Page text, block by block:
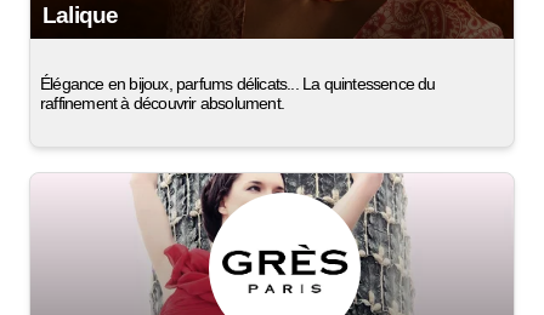
Lalique
Élégance en bijoux, parfums délicats... La quintessence du
raffinement à découvrir absolument.